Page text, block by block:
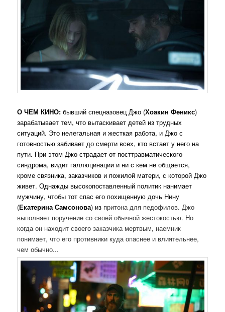
О ЧЕМ КИНО:бывший спецназовец Джо (Хоакин Феникс)
зарабатывает тем, что вытаскивает детей из трудных
ситуаций. Это нелегальная и жесткая работа, и Джо с
готовностью забивает до смерти всех, кто встает у него на
пути. При этом Джо страдает от посттравматического
синдрома, видит галлюцинации и ни с кем не общается,
кроме связника, заказчиков и пожилой матери, с которой Джо
живет. Однажды высокопоставленный политик нанимает
мужчину, чтобы тот спас его похищенную дочь Нину
(Екатерина Самсонова) из притона для педофилов. Джо
выполняет поручение со своей обычной жестокостью. Но
когда он находит своего заказчика мертвым, наемник
понимает, что его противники куда опаснее и влиятельнее,
чем обычно...